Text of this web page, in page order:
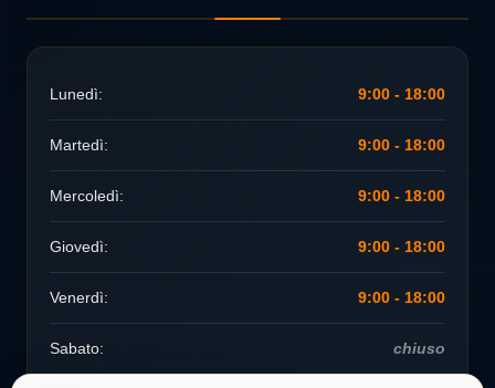
Lunedì: 9:00 - 18:00
Martedì: 9:00 - 18:00
Mercoledì: 9:00 - 18:00
Giovedì: 9:00 - 18:00
Venerdì: 9:00 - 18:00
Sabato: chiuso